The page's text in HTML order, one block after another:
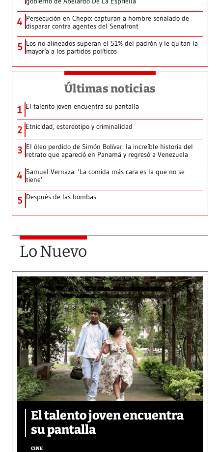
4 Persecución en Chepo: capturan a hombre señalado de
disparar contra agentes del Senafront
5 Los no alineados superan el 51% del padrón y le quitan la
mayoría a los partidos políticos
Últimas noticias
1 El talento joven encuentra su pantalla​
2 Etnicidad, estereotipo y criminalidad
3 El óleo perdido de Simón Bolívar: la increíble historia del
retrato que apareció en Panamá y regresó a Venezuela
4 Samuel Vernaza: ‘La comida más cara es la que no se
tiene’
5 Después de las bombas
Lo Nuevo
El talento joven encuentra
su pantalla​
CINE